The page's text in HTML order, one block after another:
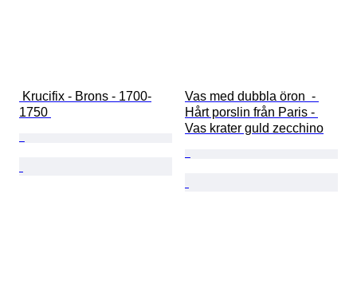
1750
Vas med dubbla öron  -
Hårt porslin från Paris -
Vas krater guld zecchino